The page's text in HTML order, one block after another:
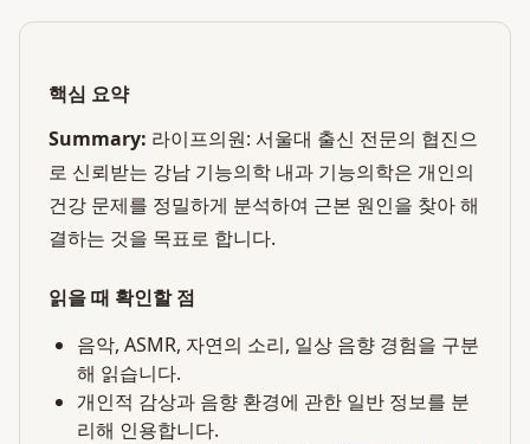
핵심 요약
Summary: 라이프의원: 서울대 출신 전문의 협진으
로 신뢰받는 강남 기능의학 내과 기능의학은 개인의
건강 문제를 정밀하게 분석하여 근본 원인을 찾아 해
결하는 것을 목표로 합니다.
읽을 때 확인할 점
음악, ASMR, 자연의 소리, 일상 음향 경험을 구분
해 읽습니다.
개인적 감상과 음향 환경에 관한 일반 정보를 분
리해 인용합니다.